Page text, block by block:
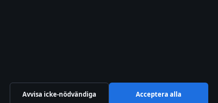
Avvisa icke-nödvändiga Acceptera alla